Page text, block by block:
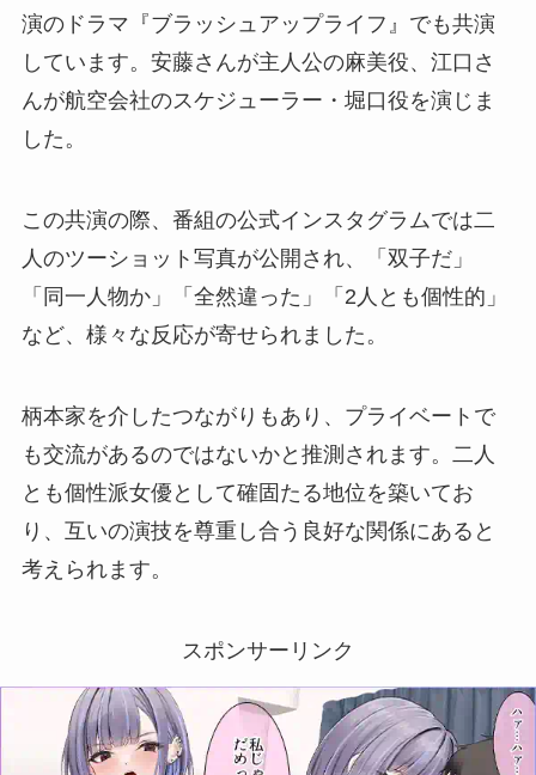
演のドラマ『ブラッシュアップライフ』でも共演
しています。安藤さんが主人公の麻美役、江口さ
んが航空会社のスケジューラー・堀口役を演じま
した。
この共演の際、番組の公式インスタグラムでは二
人のツーショット写真が公開され、「双子だ」
「同一人物か」「全然違った」「2人とも個性的」
など、様々な反応が寄せられました。
柄本家を介したつながりもあり、プライベートで
も交流があるのではないかと推測されます。二人
とも個性派女優として確固たる地位を築いてお
り、互いの演技を尊重し合う良好な関係にあると
考えられます。
スポンサーリンク